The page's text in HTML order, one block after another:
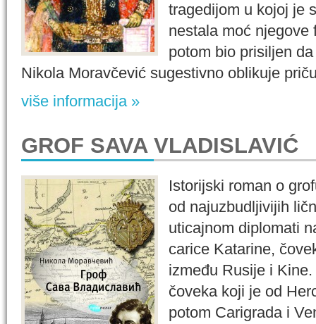
tragedijom u kojoj je
nestala moć njegove
potom bio prisiljen
Nikola Moravčević sugestivno oblikuje
više informacija »
GROF SAVA VLADISLAVIĆ
Istorijski roman o
od najuzbudljivijih
uticajnom diplomati
carice Katarine,
između Rusije i
čoveka koji je od
potom Carigrada i